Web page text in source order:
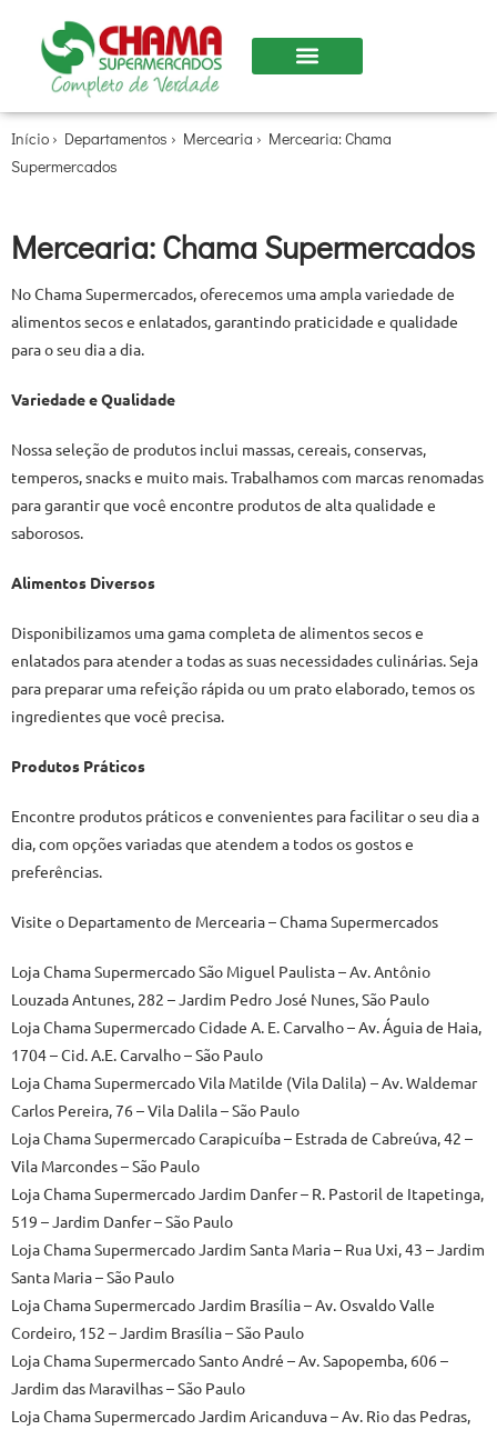
Início › Departamentos › Mercearia › Mercearia: Chama
Supermercados
Mercearia: Chama Supermercados
No Chama Supermercados, oferecemos uma ampla variedade de
alimentos secos e enlatados, garantindo praticidade e qualidade
para o seu dia a dia.
Variedade e Qualidade
Nossa seleção de produtos inclui massas, cereais, conservas,
temperos, snacks e muito mais. Trabalhamos com marcas renomadas
para garantir que você encontre produtos de alta qualidade e
saborosos.
Alimentos Diversos
Disponibilizamos uma gama completa de alimentos secos e
enlatados para atender a todas as suas necessidades culinárias. Seja
para preparar uma refeição rápida ou um prato elaborado, temos os
ingredientes que você precisa.
Produtos Práticos
Encontre produtos práticos e convenientes para facilitar o seu dia a
dia, com opções variadas que atendem a todos os gostos e
preferências.
Visite o Departamento de Mercearia – Chama Supermercados
Loja Chama Supermercado São Miguel Paulista – Av. Antônio
Louzada Antunes, 282 – Jardim Pedro José Nunes, São Paulo
Loja Chama Supermercado Cidade A. E. Carvalho – Av. Águia de Haia,
1704 – Cid. A.E. Carvalho – São Paulo
Loja Chama Supermercado Vila Matilde (Vila Dalila) – Av. Waldemar
Carlos Pereira, 76 – Vila Dalila – São Paulo
Loja Chama Supermercado Carapicuíba – Estrada de Cabreúva, 42 –
Vila Marcondes – São Paulo
Loja Chama Supermercado Jardim Danfer – R. Pastoril de Itapetinga,
519 – Jardim Danfer – São Paulo
Loja Chama Supermercado Jardim Santa Maria – Rua Uxi, 43 – Jardim
Santa Maria – São Paulo
Loja Chama Supermercado Jardim Brasília – Av. Osvaldo Valle
Cordeiro, 152 – Jardim Brasília – São Paulo
Loja Chama Supermercado Santo André – Av. Sapopemba, 606 –
Jardim das Maravilhas – São Paulo
Loja Chama Supermercado Jardim Aricanduva – Av. Rio das Pedras,